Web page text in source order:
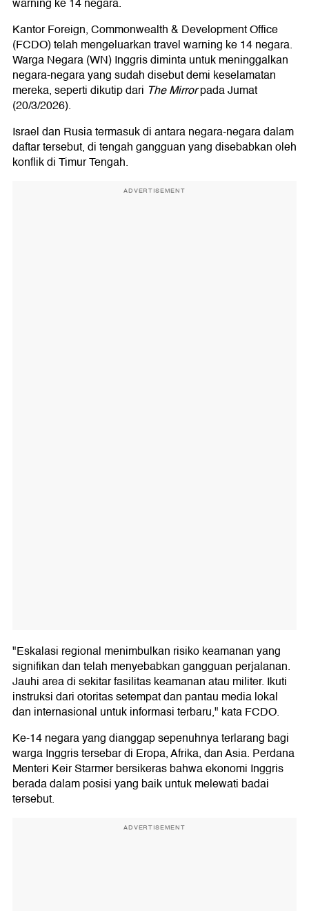
warning ke 14 negara.
Kantor Foreign, Commonwealth & Development Office
(FCDO) telah mengeluarkan travel warning ke 14 negara.
Warga Negara (WN) Inggris diminta untuk meninggalkan
negara-negara yang sudah disebut demi keselamatan
mereka, seperti dikutip dari The Mirrorpada Jumat
(20/3/2026).
Israel dan Rusia termasuk di antara negara-negara dalam
daftar tersebut, di tengah gangguan yang disebabkan oleh
konflik di Timur Tengah.
ADVERTISEMENT
"Eskalasi regional menimbulkan risiko keamanan yang
signifikan dan telah menyebabkan gangguan perjalanan.
Jauhi area di sekitar fasilitas keamanan atau militer. Ikuti
instruksi dari otoritas setempat dan pantau media lokal
dan internasional untuk informasi terbaru," kata FCDO.
Ke-14 negara yang dianggap sepenuhnya terlarang bagi
warga Inggris tersebar di Eropa, Afrika, dan Asia. Perdana
Menteri Keir Starmer bersikeras bahwa ekonomi Inggris
berada dalam posisi yang baik untuk melewati badai
tersebut.
ADVERTISEMENT